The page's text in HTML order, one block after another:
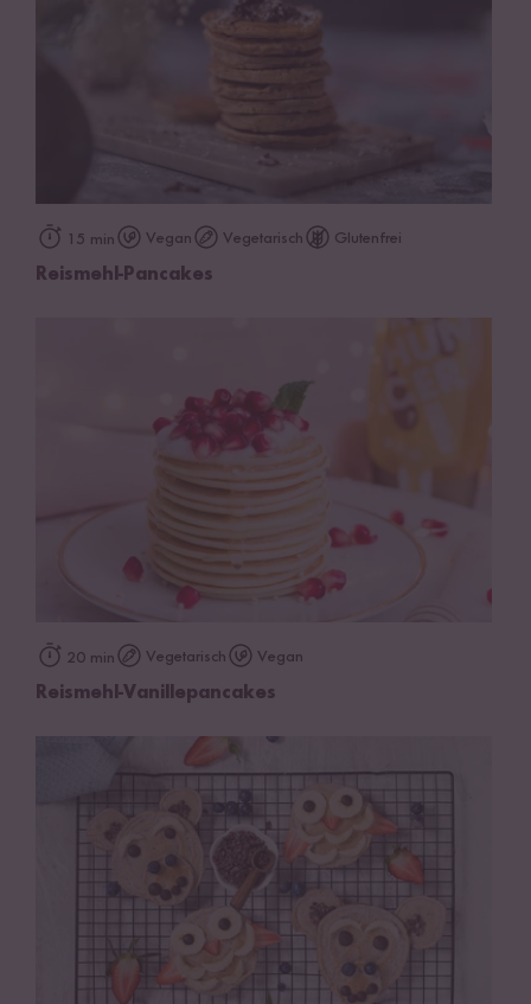
15 min Vegan Vegetarisch Glutenfrei
Reismehl-Pancakes
20 min Vegetarisch Vegan
Reismehl-Vanillepancakes